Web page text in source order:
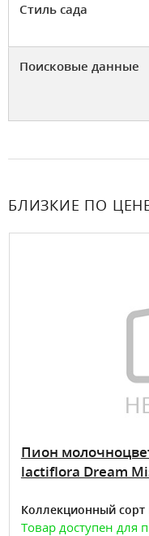
Стиль сада
Поисковые данные
БЛИЗКИЕ ПО
Пион
lactiflora Dream
Коллекционный
Товар доступен для